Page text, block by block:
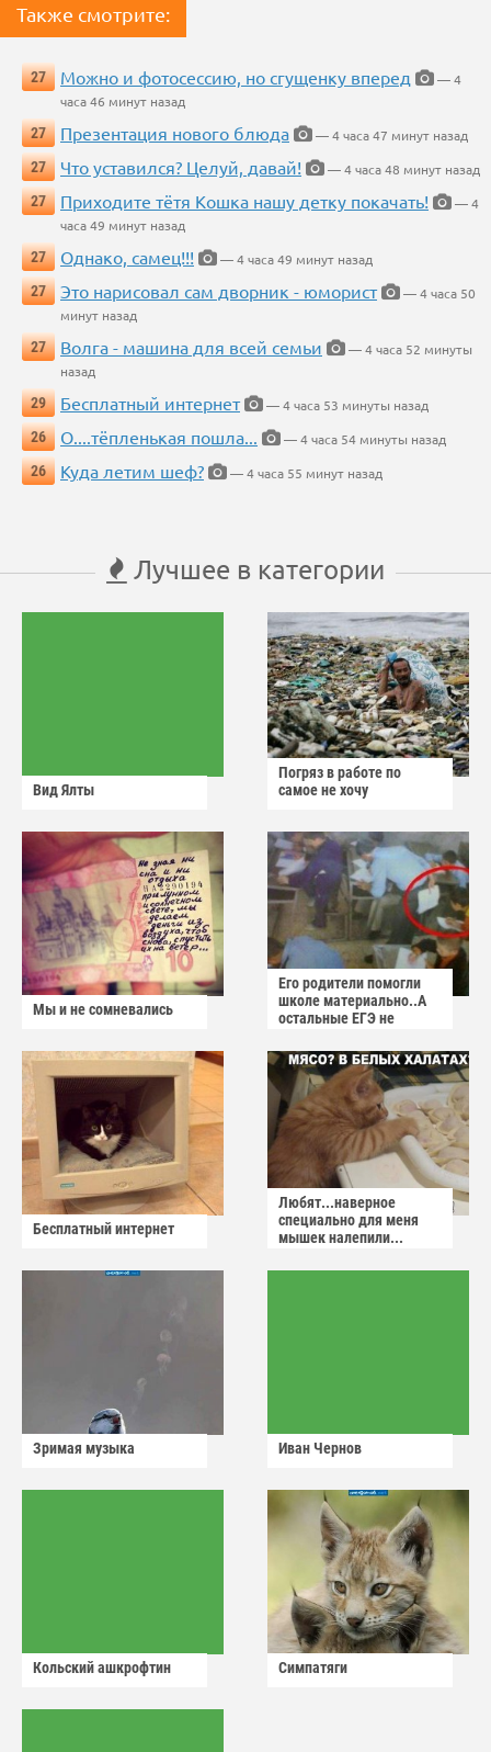
Также смотрите:
27 Можно и фотосессию, но сгущенку вперед
— 4
часа 46 минут назад
27
Презентация нового блюда
— 4 часа 47 минут назад
27
Что уставился? Целуй, давай!
— 4 часа 48 минут назад
27
Приходите тётя Кошка нашу детку покачать!
— 4
часа 49 минут назад
27
Однако, самец!!!
— 4 часа 49 минут назад
27
Это нарисовал сам дворник - юморист
— 4 часа 50
минут назад
27
Волга - машина для всей семьи
— 4 часа 52 минуты
назад
29
Бесплатный интернет
— 4 часа 53 минуты назад
26
О....тёпленькая пошла...
— 4 часа 54 минуты назад
26
Куда летим шеф? — 4 часа 55 минут назад
Лучшее в категории
Вид Ялты
Погряз в работе по
самое не хочу
Мы и не сомневались
Его родители помогли
школе материально..А
остальные ЕГЭ не
Бесплатный интернет
Любят...наверное
специально для меня
мышек налепили...
Зримая музыка Иван Чернов
Кольский ашкрофтин Симпатяги